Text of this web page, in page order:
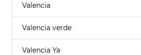
Valencia
Valencia verde
Valencia Ya